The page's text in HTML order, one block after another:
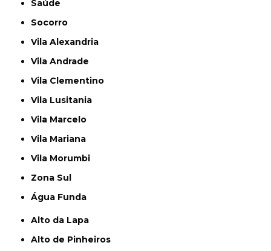
Saúde
Socorro
Vila Alexandria
Vila Andrade
Vila Clementino
Vila Lusitania
Vila Marcelo
Vila Mariana
Vila Morumbi
Zona Sul
Água Funda
Alto da Lapa
Alto de Pinheiros